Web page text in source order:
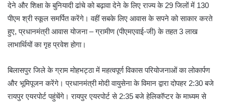
देने और शिक्षा के बुनियादी ढांचे को बढ़ावा देने के लिए राज्य के 29 जिलों में 130
पीएम श्री स्कूल समर्पित करेंगे। वहीं सबके लिए आवास के सपने को साकार करते
हुए, प्रधानमंत्री आवास योजना – ग्रामीण (पीएमएवाई-जी) के तहत 3 लाख
लाभार्थियों का गृह प्रवेश होगा।
बिलासपुर जिले के ग्राम मोहभट्ठा में महत्वपूर्ण विकास परियोजनाओं का लोकार्पण
और भूमिपूजन करेंगे। प्रधानमंत्री मोदी वायुसेना के विमान द्वारा दोपहर 2:30 बजे
रायपुर एयरपोर्ट पहुंचेंगे। रायपुर एयरपोर्ट से 2:35 बजे हेलिकॉप्टर के माध्यम से